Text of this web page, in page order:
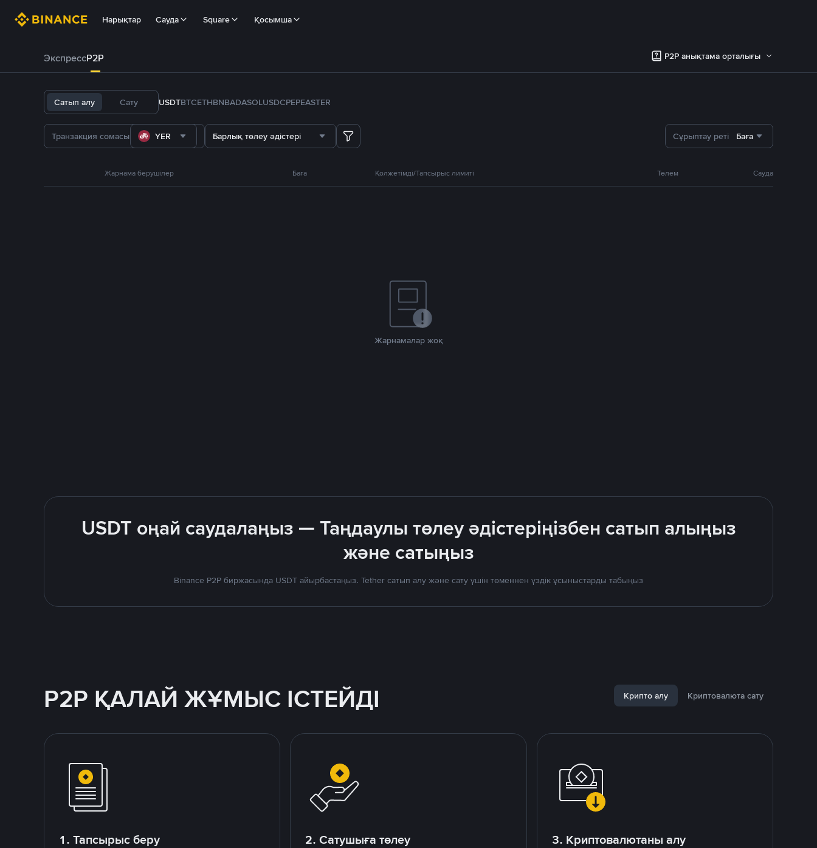
Нарықтар Сауда Square Қосымша
ЭкспрессP2P P2P анықтама орталығы
Сатып алу Сату USDTBTCETHBNBADASOLUSDCPEPEASTER
YER Барлық төлеу әдістері Сұрыптау реті Баға
Жарнама берушілер Баға Қолжетімді/Тапсырыс лимиті Төлем Сауда
Жарнамалар жоқ
USDT оңай саудалаңыз — Таңдаулы төлеу әдістеріңізбен сатып алыңыз
және сатыңыз
Binance P2P биржасында USDT айырбастаңыз. Tether сатып алу және сату үшін төменнен үздік ұсыныстарды табыңыз
P2P ҚАЛАЙ ЖҰМЫС ІСТЕЙДІ Крипто алу Криптовалюта сату
1. Тапсырыс беру 2. Сатушыға төлеу 3. Криптовалютаны алу